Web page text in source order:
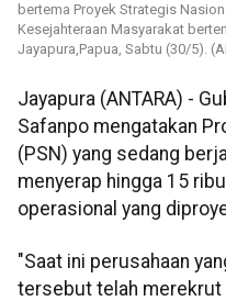
bertema Proyek Strategis
Kesejahteraan Masyarakat
Jayapura,Papua, Sabtu (30/5).
Jayapura (ANTARA) -
Safanpo mengatakan
(PSN) yang sedang
menyerap hingga 15
operasional yang
"Saat ini perusahaan
tersebut telah merekrut